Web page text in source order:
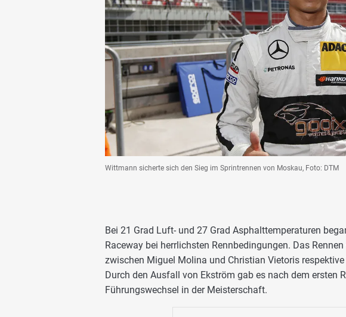
Wittmann sicherte sich den Sieg im Sprintrennen von Moskau, Foto: DTM
Bei 21 Grad Luft- und 27 Grad Asphalttemperaturen
Raceway bei herrlichsten Rennbedingungen. Das
zwischen Miguel Molina und Christian Vietoris
Durch den Ausfall von Ekström gab es nach dem ersten
Führungswechsel in der Meisterschaft.